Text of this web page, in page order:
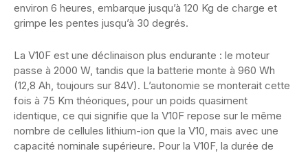
environ 6 heures, embarque jusqu’à 120 Kg de charge et
grimpe les pentes jusqu’à 30 degrés.
La V10F est une déclinaison plus endurante : le moteur
passe à 2000 W, tandis que la batterie monte à 960 Wh
(12,8 Ah, toujours sur 84V). L’autonomie se monterait cette
fois à 75 Km théoriques, pour un poids quasiment
identique, ce qui signifie que la V10F repose sur le même
nombre de cellules lithium-ion que la V10, mais avec une
capacité nominale supérieure. Pour la V10F, la durée de